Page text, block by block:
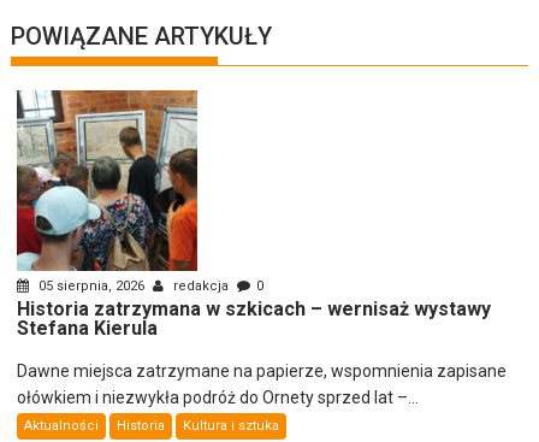
POWIĄZANE ARTYKUŁY
05 sierpnia, 2026 redakcja 0
Historia zatrzymana w szkicach – wernisaż wystawy
Stefana Kierula
Dawne miejsca zatrzymane na papierze, wspomnienia zapisane
ołówkiem i niezwykła podróż do Ornety sprzed lat –...
Aktualności Historia Kultura i sztuka